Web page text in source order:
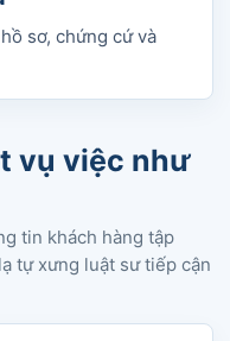
sơ, chứng cứ và
vụ việc như
tin khách hàng tập
tự xưng luật sư tiếp cận